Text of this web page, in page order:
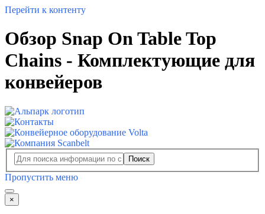
Перейти к контенту
Обзор Snap On Table Top
Chains - Комплектующие для
конвейеров
Поиск
Пропустить меню
×